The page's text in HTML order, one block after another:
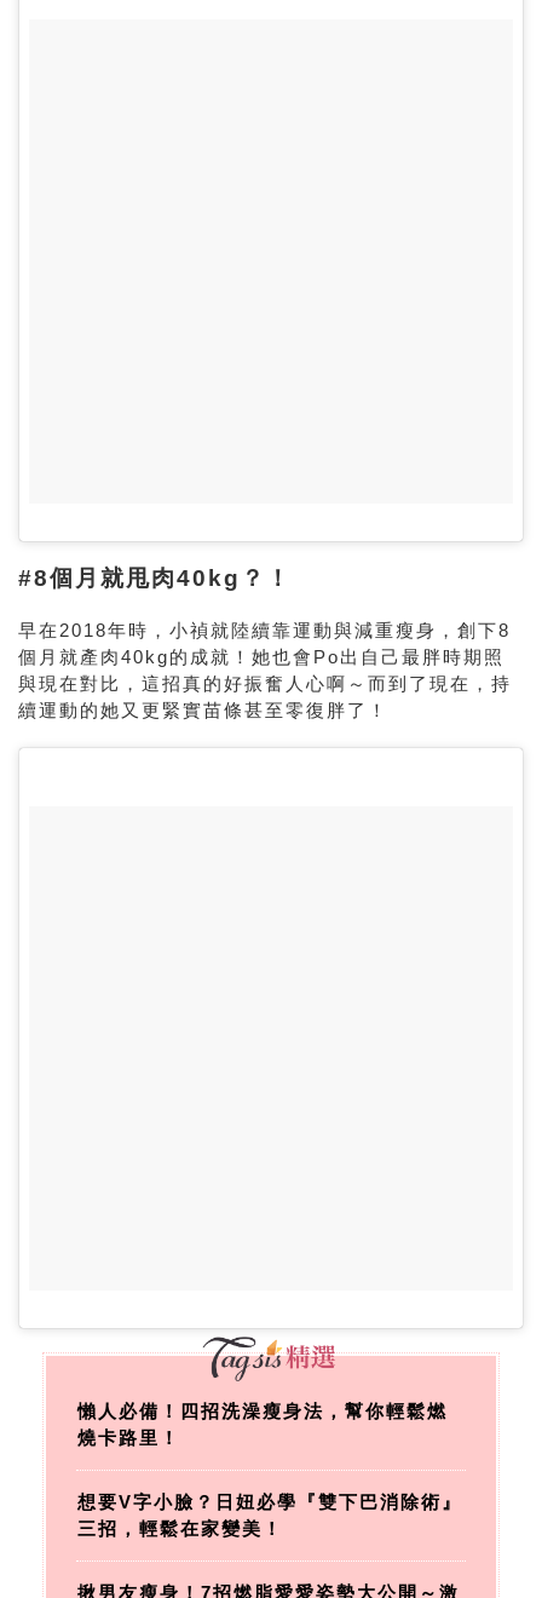
#8個月就甩肉40kg？！
早在 2018年時，小禎就陸續靠運動與減重瘦身，創下8
個月就產肉40kg的成就！她也會 Po出自己最胖時期照
與現在對比，這招真的好振奮人心啊～而到了現在，持
續運動的她又更緊實苗條甚至零復胖了！
懶人必備！四招洗澡瘦身法，幫你輕鬆燃
燒卡路里！
想要V字小臉？日妞必學『雙下巴消除術』
三招，輕鬆在家變美！
揪男友瘦身！7招燃脂愛愛姿勢大公開～激